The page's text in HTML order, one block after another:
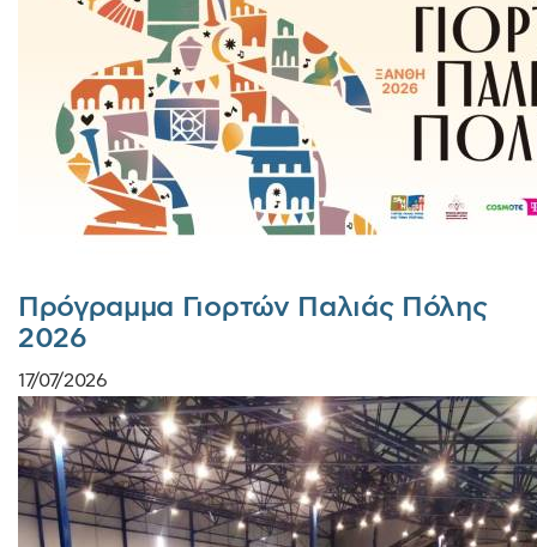
Πρόγραμμα Γιορτών Παλιάς Πόλης
2026
17/07/2026